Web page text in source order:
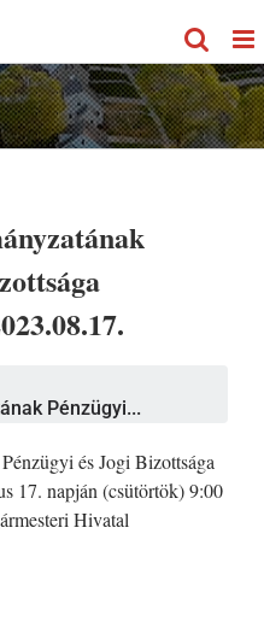
Pénzügyi...
és Jogi Bizottsága
17. napján (csütörtök) 9:00
Hivatal